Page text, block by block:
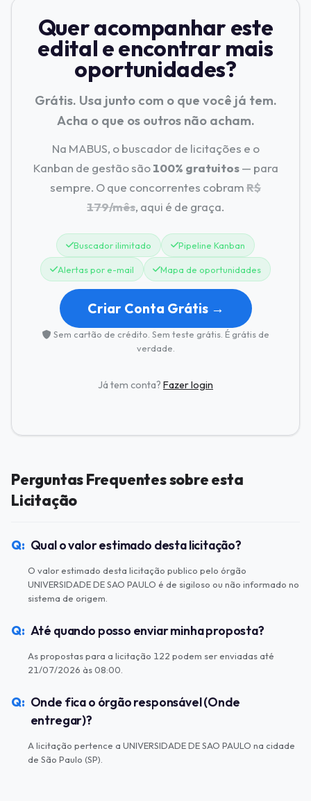
Quer acompanhar este
edital e encontrar mais
oportunidades?
Grátis. Usa junto com o que você já tem.
Acha o que os outros não acham.
Na MABUS, o buscador de licitações e o
Kanban de gestão são100% gratuitos— para
sempre. O que concorrentes cobramR$
179/mês, aqui é de graça.
Buscador ilimitado Pipeline Kanban
Alertas por e-mail Mapa de oportunidades
Criar Conta Grátis →
Sem cartão de crédito. Sem teste grátis. É grátis de
verdade.
Já tem conta? Fazer login
Perguntas Frequentes sobre esta
Licitação
Qual o valor estimado desta licitação?
O valor estimado desta licitação publico pelo órgão
UNIVERSIDADE DE SAO PAULO é de sigiloso ou não informado no
sistema de origem.
Até quando posso enviar minha proposta?
As propostas para a licitação 122 podem ser enviadas até
21/07/2026 às 08:00.
Onde fica o órgão responsável (Onde
entregar)?
A licitação pertence a UNIVERSIDADE DE SAO PAULO na cidade
de São Paulo (SP).